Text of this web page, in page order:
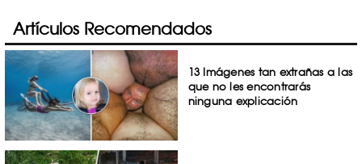
Artículos Recomendados
13 Imágenes tan extrañas a las
que no les encontrarás
ninguna explicación